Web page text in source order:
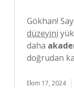
Gökhan!
düzeyini
daha
doğrudan
Ekim 17, 2024